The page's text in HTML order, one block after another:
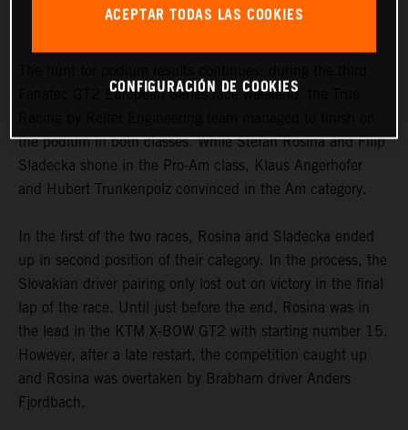
Fanatec GT2 European Series race weekend, the True
the podium in both classes. While Stefan Rosina and Filip
Sladecka shone in the Pro-Am class, Klaus Angerhofer
and Hubert Trunkenpolz convinced in the Am category.
In the first of the two races, Rosina and Sladecka ended
up in second position of their category. In the process, the
Slovakian driver pairing only lost out on victory in the final
lap of the race. Until just before the end, Rosina was in
the lead in the KTM X-BOW GT2 with starting number 15.
However, after a late restart, the competition caught up
and Rosina was overtaken by Brabham driver Anders
Fjordbach.
ACEPTAR TODAS LAS COOKIES
CONFIGURACIÓN DE COOKIES